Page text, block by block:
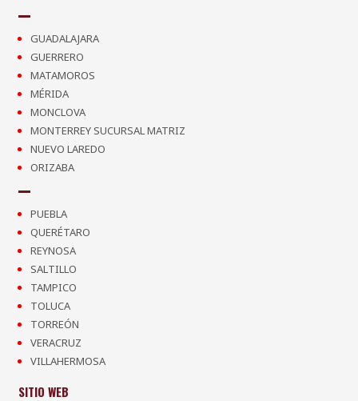
GUADALAJARA
GUERRERO
MATAMOROS
MÉRIDA
MONCLOVA
MONTERREY SUCURSAL MATRIZ
NUEVO LAREDO
ORIZABA
PUEBLA
QUERÉTARO
REYNOSA
SALTILLO
TAMPICO
TOLUCA
TORREÓN
VERACRUZ
VILLAHERMOSA
SITIO WEB